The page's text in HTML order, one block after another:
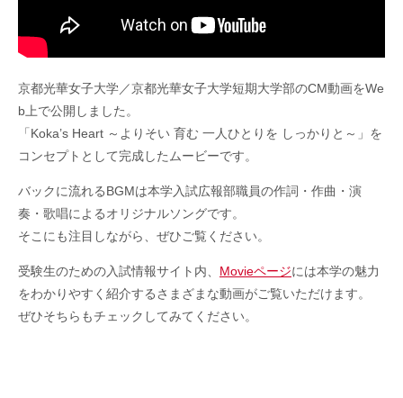
京都光華女子大学／京都光華女子大学短期大学部のCM動画をWe
b上で公開しました。
「Koka’s Heart ～よりそい 育む 一人ひとりを しっかりと～」を
コンセプトとして完成したムービーです。
バックに流れるBGMは本学入試広報部職員の作詞・作曲・演
奏・歌唱によるオリジナルソングです。
そこにも注目しながら、ぜひご覧ください。
受験生のための入試情報サイト内、 Movieページには本学の魅力
をわかりやすく紹介するさまざまな動画がご覧いただけます。
ぜひそちらもチェックしてみてください。